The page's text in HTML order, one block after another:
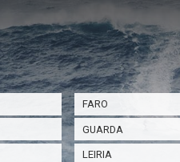
FARO
GUARDA
LEIRIA